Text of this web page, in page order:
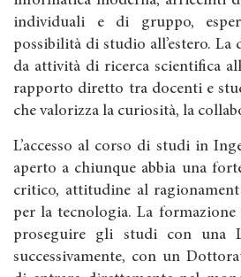
individuali e di gruppo,
possibilità di studio all’estero. La
da attività di ricerca scientifica
rapporto diretto tra docenti e
che valorizza la curiosità, la
L’accesso al corso di studi in
aperto a chiunque abbia una
critico, attitudine al
per la tecnologia. La formazione
proseguire gli studi con una
successivamente, con un